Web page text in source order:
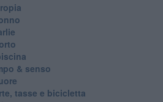
& senso
tasse e bicicletta